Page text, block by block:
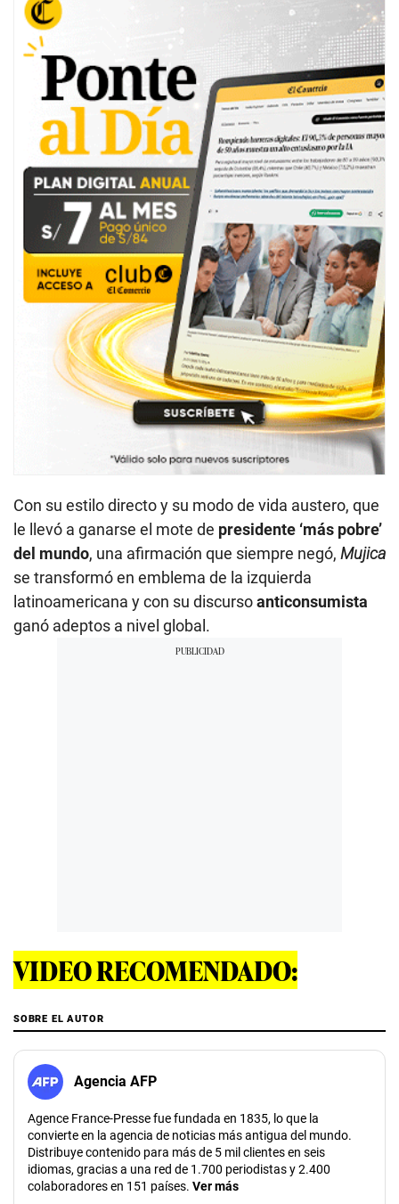
Con su estilo directo y su modo de vida austero, que
le llevó a ganarse el mote de presidente ‘más pobre’
del mundo, una afirmación que siempre negó, Mujica
se transformó en emblema de la izquierda
latinoamericana y con su discursoanticonsumista
ganó adeptos a nivel global.
VIDEO RECOMENDADO:
SOBRE EL AUTOR
Agencia AFP
Agence France-Presse fue fundada en 1835, lo que la
convierte en la agencia de noticias más antigua del mundo.
Distribuye contenido para más de 5 mil clientes en seis
idiomas, gracias a una red de 1.700 periodistas y 2.400
colaboradores en 151 países. Ver más